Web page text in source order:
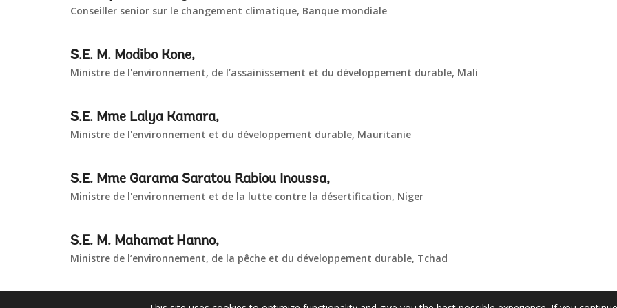
Conseiller senior sur le changement climatique, Banque mondiale
S.E. M. Modibo Kone,
Ministre de l'environnement, de l’assainissement et du développement durable, Mali
S.E. Mme Lalya Kamara,
Ministre de l'environnement et du développement durable, Mauritanie
S.E. Mme Garama Saratou Rabiou Inoussa,
Ministre de l'environnement et de la lutte contre la désertification, Niger
S.E. M. Mahamat Hanno,
Ministre de l’environnement, de la pêche et du développement durable, Tchad